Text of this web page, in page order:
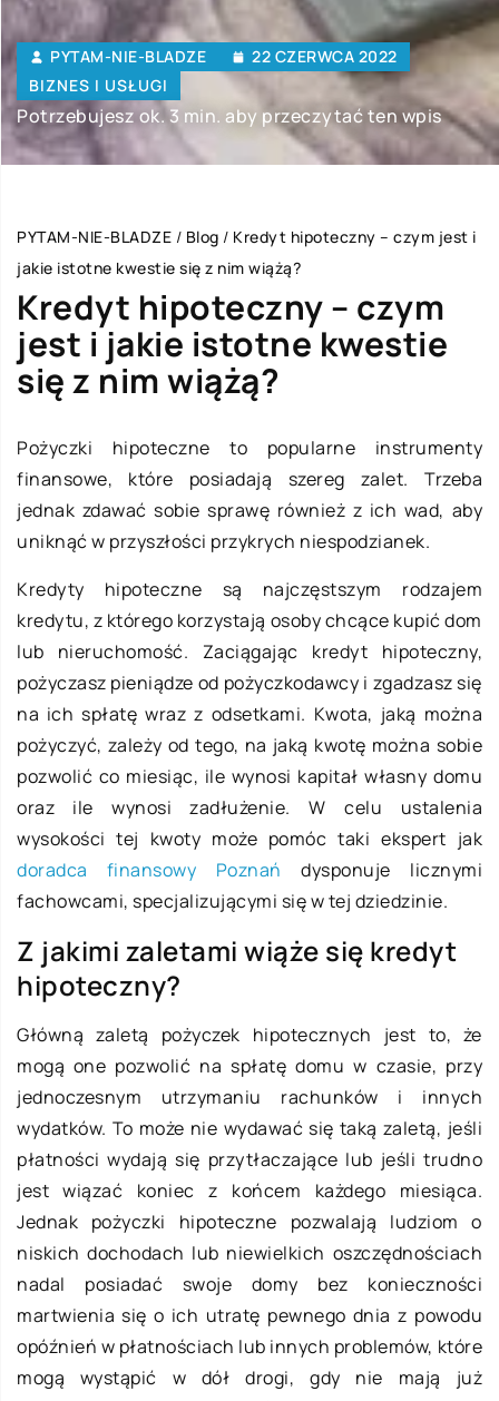
PYTAM-NIE-BLADZE
22 CZERWCA 2022
BIZNES I USŁUGI
Potrzebujesz ok. 3 min. aby przeczytać ten wpis
PYTAM-NIE-BLADZE / Blog / Kredyt hipoteczny – czym jest i
jakie istotne kwestie się z nim wiążą?
Kredyt hipoteczny – czym
jest i jakie istotne kwestie
się z nim wiążą?
Pożyczki hipoteczne to popularne instrumenty
finansowe, które posiadają szereg zalet. Trzeba
jednak zdawać sobie sprawę również z ich wad, aby
uniknąć w przyszłości przykrych niespodzianek.
Kredyty hipoteczne są najczęstszym rodzajem
kredytu, z którego korzystają osoby chcące kupić dom
lub nieruchomość. Zaciągając kredyt hipoteczny,
pożyczasz pieniądze od pożyczkodawcy i zgadzasz się
na ich spłatę wraz z odsetkami. Kwota, jaką można
pożyczyć, zależy od tego, na jaką kwotę można sobie
pozwolić co miesiąc, ile wynosi kapitał własny domu
oraz ile wynosi zadłużenie. W celu ustalenia
wysokości tej kwoty może pomóc taki ekspert jak
doradca finansowy Poznań dysponuje licznymi
fachowcami, specjalizującymi się w tej dziedzinie.
Z jakimi zaletami wiąże się kredyt
hipoteczny?
Główną zaletą pożyczek hipotecznych jest to, że
mogą one pozwolić na spłatę domu w czasie, przy
jednoczesnym utrzymaniu rachunków i innych
wydatków. To może nie wydawać się taką zaletą, jeśli
płatności wydają się przytłaczające lub jeśli trudno
jest wiązać koniec z końcem każdego miesiąca.
Jednak pożyczki hipoteczne pozwalają ludziom o
niskich dochodach lub niewielkich oszczędnościach
nadal posiadać swoje domy bez konieczności
martwienia się o ich utratę pewnego dnia z powodu
opóźnień w płatnościach lub innych problemów, które
mogą wystąpić w dół drogi, gdy nie mają już